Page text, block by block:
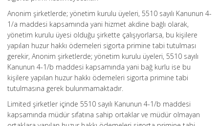
Anonim şirketlerde; yönetim kurulu üyeleri, 5510 sayılı Kanunun 4-
1/a maddesi kapsamında yani hizmet akdine bağlı olarak,
yönetim kurulu üyesi olduğu şirkette çalışıyorlarsa, bu kişilere
yapılan huzur hakkı ödemeleri sigorta primine tabi tutulması
gerekir, Anonim şirketlerde; yönetim kurulu üyeleri, 5510 sayılı
Kanunun 4-1/b maddesi kapsamında yani bağ kurlu ise bu
kişilere yapılan huzur hakkı ödemeleri sigorta primine tabi
tutulmasına gerek bulunmamaktadır.
Limited şirketler içinde 5510 sayılı Kanunun 4-1/b maddesi
kapsamında müdür sıfatına sahip ortaklar ve müdür olmayan